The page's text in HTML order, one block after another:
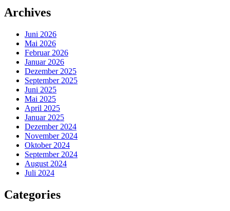
Archives
Juni 2026
Mai 2026
Februar 2026
Januar 2026
Dezember 2025
September 2025
Juni 2025
Mai 2025
April 2025
Januar 2025
Dezember 2024
November 2024
Oktober 2024
September 2024
August 2024
Juli 2024
Categories